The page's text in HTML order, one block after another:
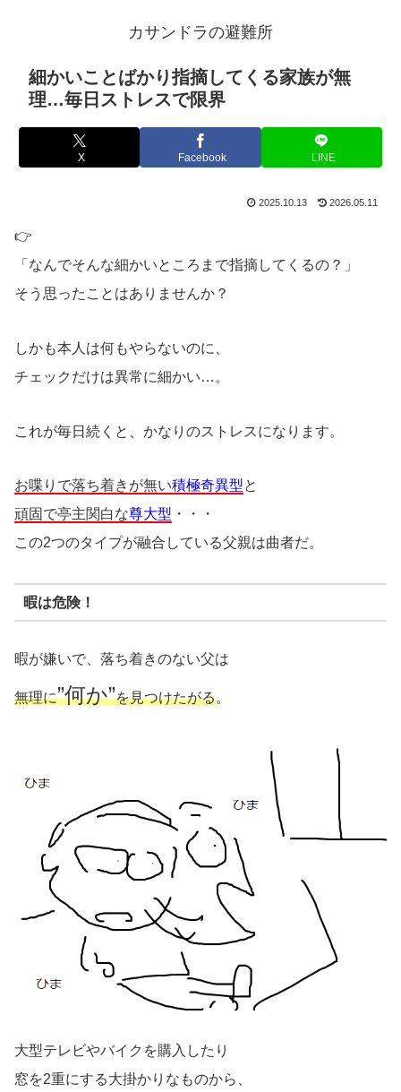
カサンドラの避難所
細かいことばかり指摘してくる家族が無
理…毎日ストレスで限界
X Facebook LINE
2025.10.13 2026.05.11
👉
「なんでそんな細かいところまで指摘してくるの？」
そう思ったことはありませんか？
しかも本人は何もやらないのに、
チェックだけは異常に細かい…。
これが毎日続くと、かなりのストレスになります。
お喋りで落ち着きが無い積極奇異型と
頑固で亭主関白な尊大型 ・・・
この2つのタイプが融合している父親は曲者だ。
暇は危険！
暇が嫌いで、落ち着きのない父は
無理に”何か”を見つけたがる。
大型テレビやバイクを購入したり
窓を2重にする大掛かりなものから、